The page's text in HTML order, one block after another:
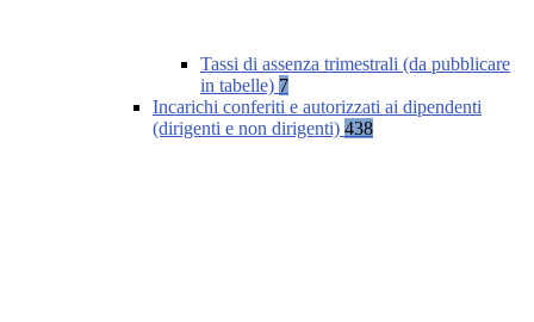
Tassi di assenza trimestrali (da pubblicare
in tabelle) 7
Incarichi conferiti e autorizzati ai dipendenti
(dirigenti e non dirigenti) 438